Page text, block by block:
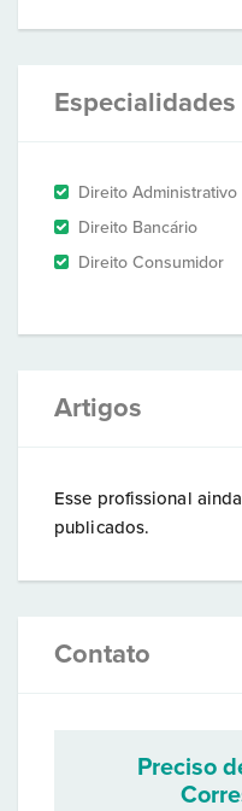
Especialidades
Direito Administrativo
Direito Bancário
Direito Consumidor
Artigos
Esse profissional
publicados.
Contato
Preciso